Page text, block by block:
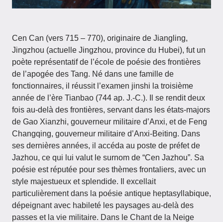
Cen Can (vers 715 – 770), originaire de Jiangling,
Jingzhou (actuelle Jingzhou, province du Hubei), fut un
poète représentatif de l’école de poésie des frontières
de l’apogée des Tang. Né dans une famille de
fonctionnaires, il réussit l’examen jinshi la troisième
année de l’ère Tianbao (744 ap. J.-C.). Il se rendit deux
fois au-delà des frontières, servant dans les états-majors
de Gao Xianzhi, gouverneur militaire d’Anxi, et de Feng
Changqing, gouverneur militaire d’Anxi-Beiting. Dans
ses dernières années, il accéda au poste de préfet de
Jazhou, ce qui lui valut le surnom de “Cen Jazhou”. Sa
poésie est réputée pour ses thèmes frontaliers, avec un
style majestueux et splendide. Il excellait
particulièrement dans la poésie antique heptasyllabique,
dépeignant avec habileté les paysages au-delà des
passes et la vie militaire. Dans le Chant de la Neige